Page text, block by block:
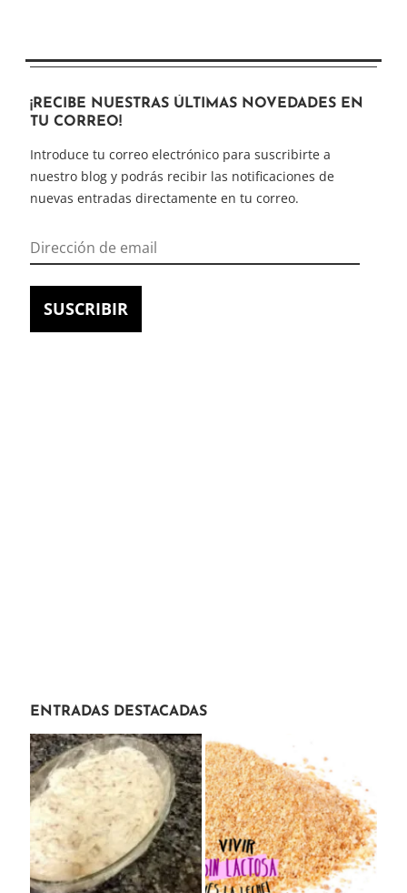
¡RECIBE NUESTRAS ÚLTIMAS NOVEDADES EN
TU CORREO!
Introduce tu correo electrónico para suscribirte a
nuestro blog y podrás recibir las notificaciones de
nuevas entradas directamente en tu correo.
Dirección
de
email
SUSCRIBIR
ENTRADAS DESTACADAS